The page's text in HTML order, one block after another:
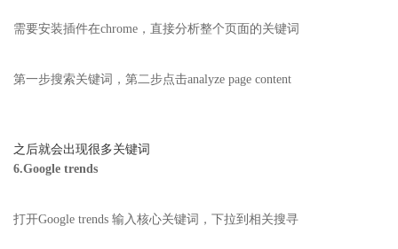
需要安装插件在chrome，直接分析整个页面的关键词
第一步搜索关键词，第二步点击analyze page content
之后就会出现很多关键词
6.Google trends
打开Google trends 输入核心关键词，下拉到相关搜寻